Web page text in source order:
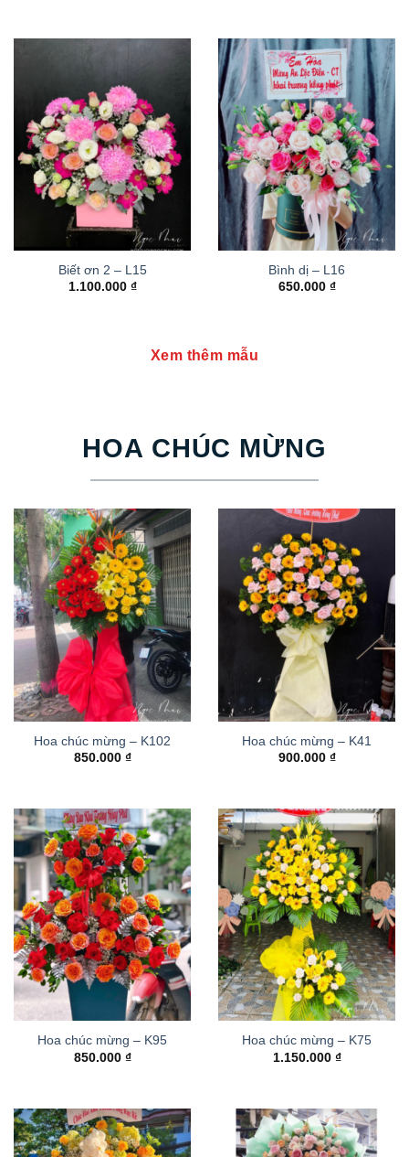
Biết ơn 2 – L15
1.100.000 ₫
Bình dị – L16
650.000 ₫
Xem thêm mẫu
HOA CHÚC MỪNG
Hoa chúc mừng – K102
850.000 ₫
Hoa chúc mừng – K41
900.000 ₫
Hoa chúc mừng – K95
850.000 ₫
Hoa chúc mừng – K75
1.150.000 ₫